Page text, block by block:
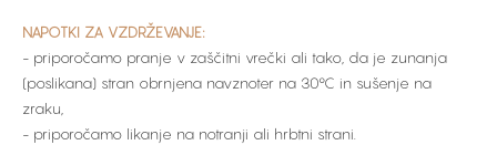
NAPOTKI ZA VZDRŽEVANJE:
- priporočamo pranje v zaščitni vrečki ali tako, da je zunanja
(poslikana) stran obrnjena navznoter na 30°C in sušenje na
zraku,
- priporočamo likanje na notranji ali hrbtni strani.